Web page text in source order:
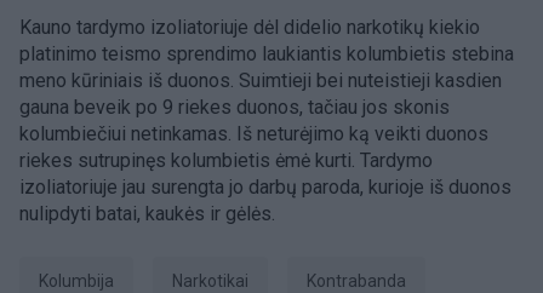
Kauno tardymo izoliatoriuje dėl didelio narkotikų kiekio
platinimo teismo sprendimo laukiantis kolumbietis stebina
meno kūriniais iš duonos. Suimtieji bei nuteistieji kasdien
gauna beveik po 9 riekes duonos, tačiau jos skonis
kolumbiečiui netinkamas. Iš neturėjimo ką veikti duonos
riekes sutrupinęs kolumbietis ėmė kurti. Tardymo
izoliatoriuje jau surengta jo darbų paroda, kurioje iš duonos
nulipdyti batai, kaukės ir gėlės.
Kolumbija Narkotikai Kontrabanda